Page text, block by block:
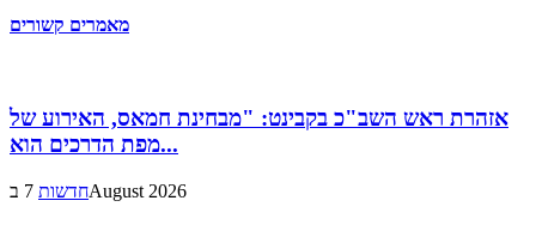
מאמרים קשורים
אזהרת ראש השב"כ בקבינט: "מבחינת חמאס, האירוע של
מפת הדרכים הוא...
חדשות7 בAugust 2026